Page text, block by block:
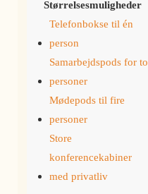
Størrelsesmuligheder
Telefonbokse til én
person
Samarbejdspods for to
personer
Mødepods til fire
personer
Store
konferencekabiner
med privatliv